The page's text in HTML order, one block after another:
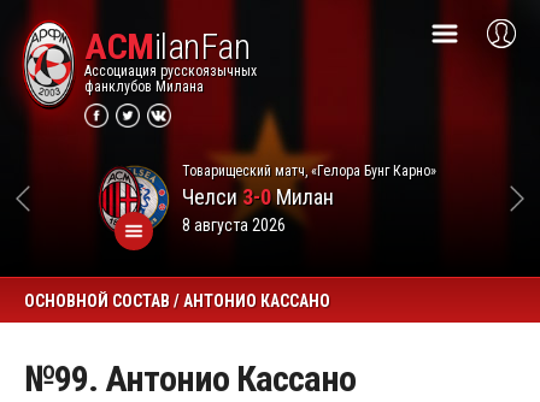
ACMilanFan
Ассоциация русскоязычных
фанклубов Милана
Товарищеский матч, «Гелора Бунг Карно»
Челси3-0Милан
8 августа 2026
ОСНОВНОЙ СОСТАВ / АНТОНИО КАССАНО
№99. Антонио Кассано